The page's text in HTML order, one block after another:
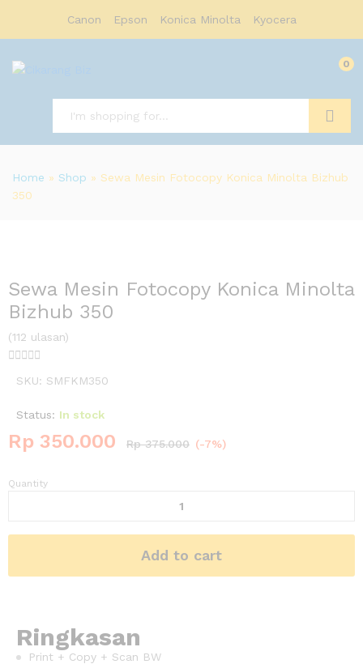
Canon Epson Konica Minolta Kyocera
0
Search
Home » Shop » Sewa Mesin Fotocopy Konica Minolta Bizhub
350
Sewa Mesin Fotocopy Konica Minolta
Bizhub 350
(112 ulasan)

SKU: SMFKM350
Status: In stock
Rp 350.000 Rp375.000 (-7%)
Quantity
Add to cart
Ringkasan
Print + Copy + Scan BW